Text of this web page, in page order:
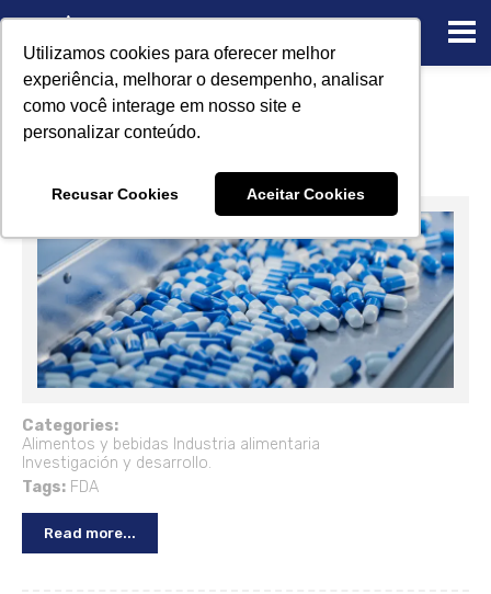
Utilizamos cookies para oferecer melhor
experiência, melhorar o desempenho, analisar
como você interage em nosso site e
personalizar conteúdo.
Recusar Cookies Aceitar Cookies
Validación de limpieza de la FDA:
Cartas de advertencia
Categories:
Alimentos y bebidas Industria alimentaria
Investigación y desarrollo.
Tags: FDA
Read more...